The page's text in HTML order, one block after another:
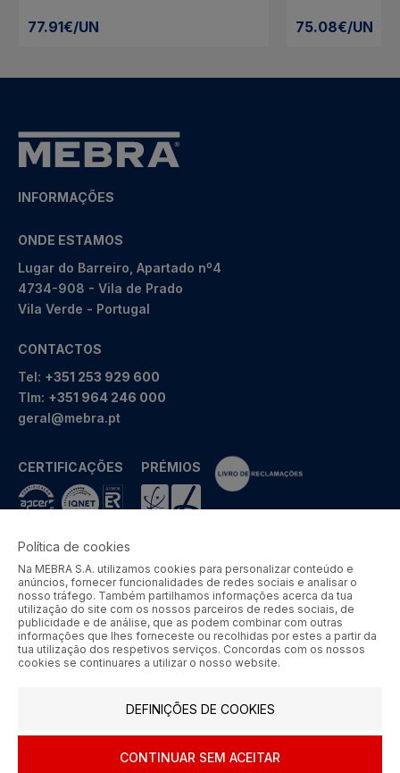
77.91€/UN 75.08€/UN
INFORMAÇÕES
ONDE ESTAMOS
Lugar do Barreiro, Apartado nº4
4734-908 - Vila de Prado
Vila Verde - Portugal
CONTACTOS
Tel: +351 253 929 600
Tlm: +351 964 246 000
geral@mebra.pt
CERTIFICAÇÕES PRÉMIOS
MEBRA - Comércio por Grosso de Metais e Acessórios de Braga
S.A. © 2026 Todos os direitos reservados.
Aos preços apresentados acresce IVA à taxa em vigor.
SIGA-NOS
Política de cookies
Na MEBRA S.A. utilizamos cookies para personalizar conteúdo e
anúncios, fornecer funcionalidades de redes sociais e analisar o
nosso tráfego. Também partilhamos informações acerca da tua
utilização do site com os nossos parceiros de redes sociais, de
publicidade e de análise, que as podem combinar com outras
informações que lhes forneceste ou recolhidas por estes a partir da
tua utilização dos respetivos serviços. Concordas com os nossos
cookies se continuares a utilizar o nosso website.
DEFINIÇÕES DE COOKIES
CONTINUAR SEM ACEITAR